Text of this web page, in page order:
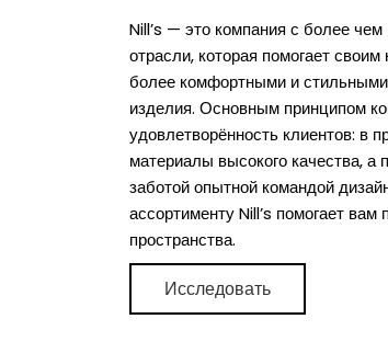
Nill’s — это компания с более
отрасли, которая помогает
более комфортными и
изделия. Основным принципом
удовлетворённость клиентов: в
материалы высокого качества, а
заботой опытной командой
ассортименту Nill’s помогает
пространства.
Исследовать